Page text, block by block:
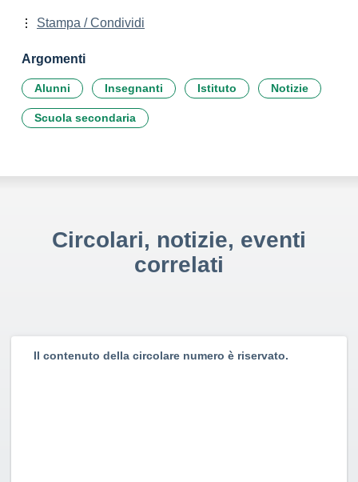
Stampa / Condividi
Argomenti
Alunni Insegnanti Istituto Notizie
Scuola secondaria
Circolari, notizie, eventi
correlati
Il contenuto della circolare numero è riservato.